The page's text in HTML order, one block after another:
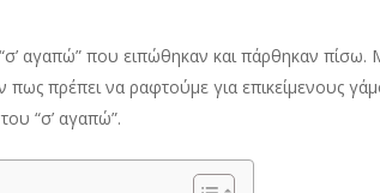
αγαπώ” που ειπώθηκαν και πάρθηκαν
πως πρέπει να ραφτούμε για επικείμενους
“σ’ αγαπώ”.